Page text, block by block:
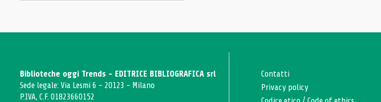
Biblioteche oggi Trends - EDITRICE BIBLIOGRAFICA srl
Sede legale: Via Lesmi 6 - 20123 - Milano
P.IVA, C.F. 01823660152
Contatti
Privacy policy